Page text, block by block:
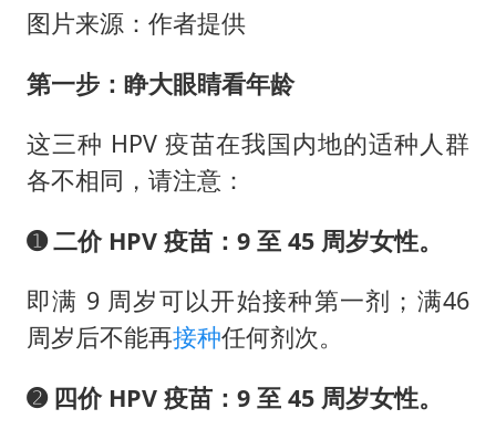
图片来源：作者提供
第一步：睁大眼睛看年龄
这三种 HPV 疫苗在我国内地的适种人群
各不相同，请注意：
➊ 二价 HPV 疫苗：9 至 45 周岁女性。
即满 9 周岁可以开始接种第一剂；满46
周岁后不能再接种任何剂次。
➋ 四价 HPV 疫苗：9 至 45 周岁女性。